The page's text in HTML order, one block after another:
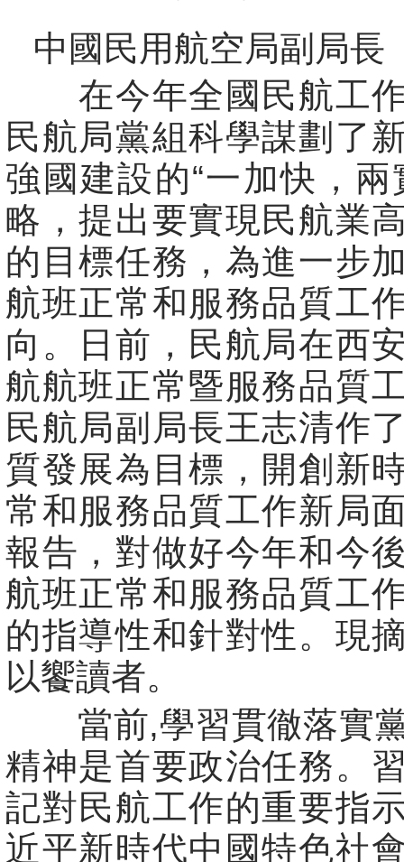
中國民用航空局副局
在今年全國民航工作
民航局黨組科學謀劃了
強國建設的“一加快，兩
略，提出要實現民航業
的目標任務，為進一步
航班正常和服務品質工
向。日前，民航局在西
航航班正常暨服務品質
民航局副局長王志清作
質發展為目標，開創新
常和服務品質工作新局
報告，對做好今年和今
航班正常和服務品質工
的指導性和針對性。現
以饗讀者。
當前,學習貫徹落實
精神是首要政治任務。
記對民航工作的重要指
近平新時代中國特色社